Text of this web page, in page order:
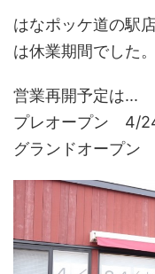
はなポッケ道の駅
は休業期間でした。
営業再開予定は...
プレオープン 4/24
グランドオープン